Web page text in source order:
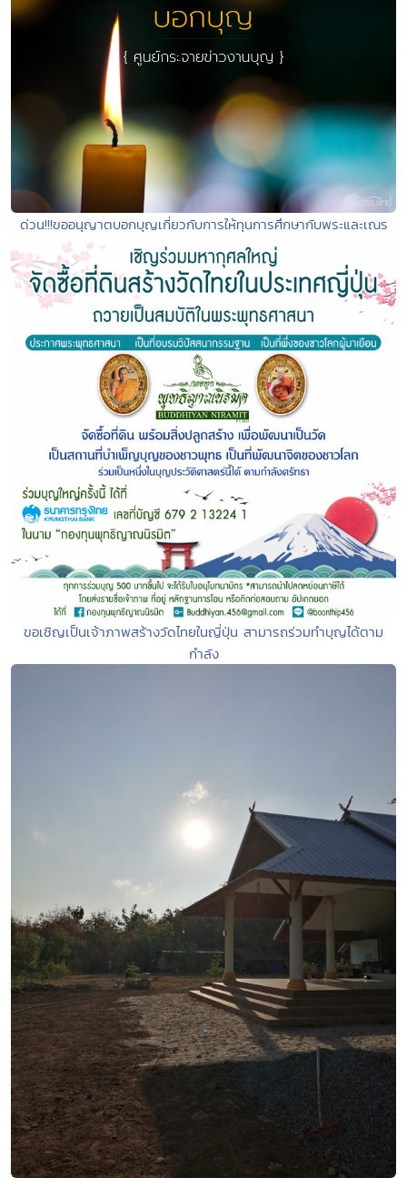
ด่วน!!!ขออนุญาตบอกบุญเกี่ยวกับการให้ทุนการศึกษากับพระและเณร
ขอเชิญเป็นเจ้าภาพสร้างวัดไทยในญี่ปุ่น สามารถร่วมทำบุญได้ตาม
กำลัง